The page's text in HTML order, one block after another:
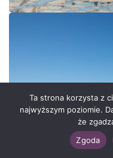
Ta strona korzysta z
najwyższym poziomie.
że
Zgoda